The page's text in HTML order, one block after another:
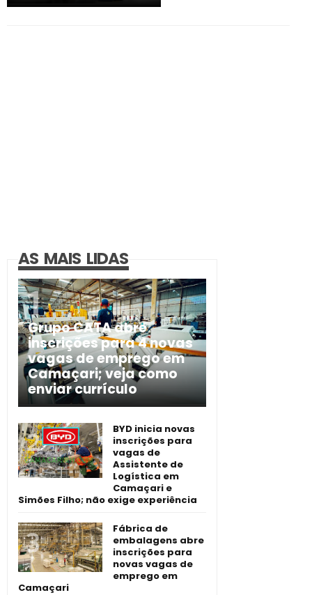
AS MAIS LIDAS
Grupo CATA abre
inscrições para 4 novas
vagas de emprego em
Camaçari; veja como
enviar currículo
BYD inicia novas
inscrições para
vagas de
Assistente de
Logística em
Camaçari e
Simões Filho; não exige experiência
Fábrica de
embalagens abre
inscrições para
novas vagas de
emprego em
Camaçari